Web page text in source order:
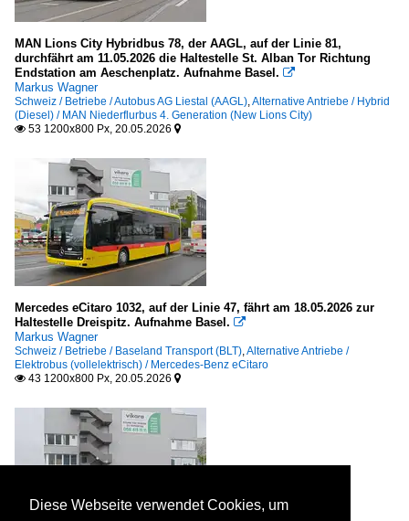
MAN Lions City Hybridbus 78, der AAGL, auf der Linie 81,
durchfährt am 11.05.2026 die Haltestelle St. Alban Tor Richtung
Endstation am Aeschenplatz. Aufnahme Basel. 
Markus Wagner
Schweiz / Betriebe / Autobus AG Liestal (AAGL) Alternative Antriebe / Hybrid
(Diesel) / MAN Niederflurbus 4. Generation (New Lions City)
 53 1200x800 Px, 20.05.2026 
Mercedes eCitaro 1032, auf der Linie 47, fährt am 18.05.2026 zur
Haltestelle Dreispitz. Aufnahme Basel. 
Markus Wagner
Schweiz / Betriebe / Baseland Transport (BLT) Alternative Antriebe /
Elektrobus (vollelektrisch) / Mercedes-Benz eCitaro
 43 1200x800 Px, 20.05.2026 
Diese Webseite verwendet Cookies, um